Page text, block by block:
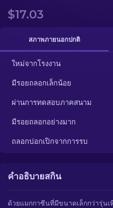
ถุงมือ
กล่อง
อื่น ๆ
$17.03
สภาพภายนอกปกติ
ใหม่จากโรงงาน
มีรอยถลอกเล็กน้อย
ผ่านการทดสอบภาคสนาม
มีรอยถลอกอย่างมาก
ถลอกปอกเปิกจากการรบ
คำอธิบายสกิน
ด้วยแมกกาซีนที่มีขนาดเล็กกว่ารุ่นเ